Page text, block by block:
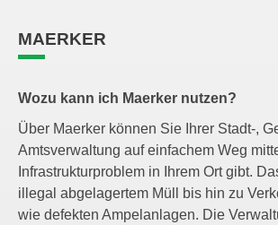
MAERKER
Wozu kann ich Maerker nutzen?
Über Maerker können Sie Ihrer Stadt-,
Amtsverwaltung auf einfachem Weg
Infrastrukturproblem in Ihrem Ort gibt.
illegal abgelagertem Müll bis hin zu
wie defekten Ampelanlagen. Die